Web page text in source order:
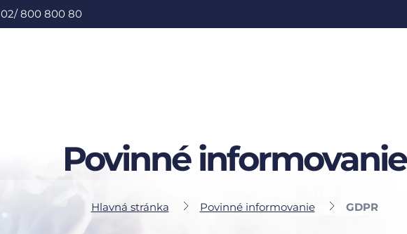
02/ 800 800 80
Povinné informovanie
Hlavná stránka Povinné informovanie GDPR